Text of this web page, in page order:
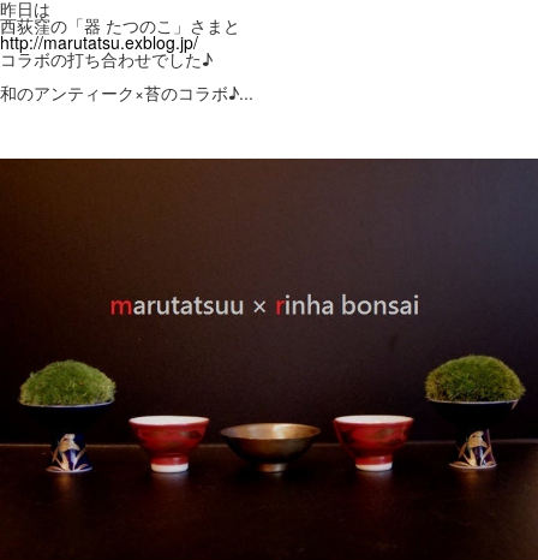
昨日は
西荻窪の「器 たつのこ」さまと
http://marutatsu.exblog.jp/
コラボの打ち合わせでした♪
和のアンティーク×苔のコラボ♪...